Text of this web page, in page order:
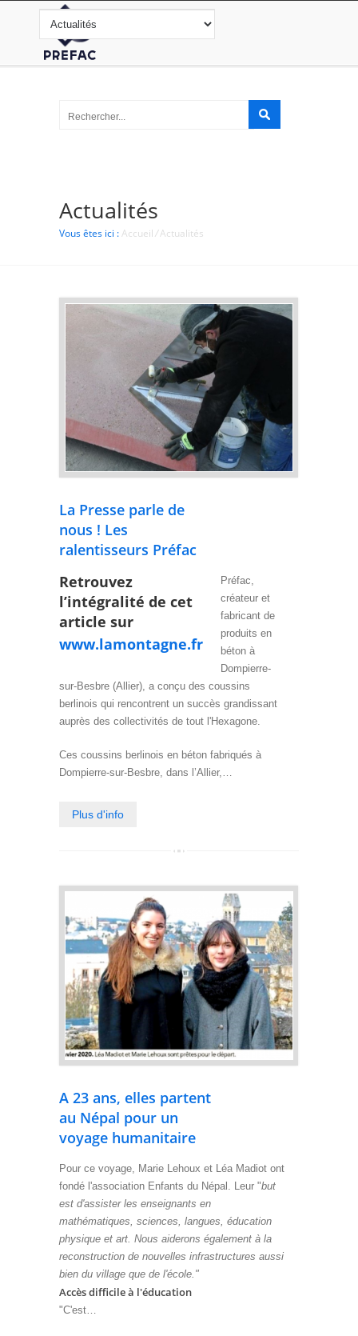
Actualités
Vous êtes ici :Accueil/Actualités
La Presse parle de
nous ! Les
ralentisseurs Préfac
Retrouvez
l’intégralité de cet
article sur
www.lamontagne.fr
Préfac,
créateur et
fabricant de
produits en
béton à
Dompierre-
sur-Besbre (Allier), a conçu des coussins
berlinois qui rencontrent un succès grandissant
auprès des collectivités de tout l'Hexagone.
Ces coussins berlinois en béton fabriqués à
Dompierre-sur-Besbre, dans l’Allier,…
Plus d'info
A 23 ans, elles partent
au Népal pour un
voyage humanitaire
Pour ce voyage, Marie Lehoux et Léa Madiot ont
fondé l'association Enfants du Népal. Leur "but
est d'assister les enseignants en
mathématiques, sciences, langues, éducation
physique et art. Nous aiderons également à la
reconstruction de nouvelles infrastructures aussi
bien du village que de l'école."
Accès difficile à l'éducation
"C'est…